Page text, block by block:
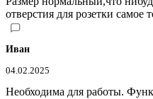
отверстия для розетки самое
Иван
04.02.2025
Необходима для работы.